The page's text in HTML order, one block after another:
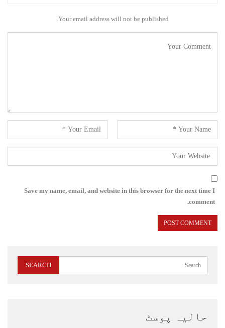
Your email address will not be published.
Save my name, email, and website in this browser for the next time I
comment.
حالیہ پوسٹ